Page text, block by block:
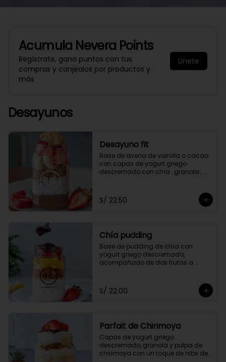
Acumula Nevera Points
Regístrate, gana puntos con tus
compras y canjealos por productos y
más
Únete
Desayunos
Desayuno fit
Base de avena de vainilla o cacao
con capas de yogurt griego
descremado con chía , granola ,
S/ 22.50
Chía pudding
Base de pudding de chía con
yogurt griego descremado,
acompañado de dos frutas a
S/ 22.00
Parfait de Chirimoya
Capas de yogurt griego
descremado, granola y pulpa de
chirimoya con un toque de nibs de